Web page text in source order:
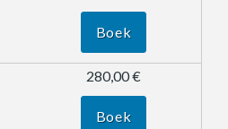
Boek
280,00 €
Boek